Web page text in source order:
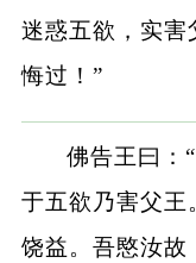
迷惑五欲，实害
悔过！”
佛告王曰：
于五欲乃害父王
饶益。吾愍汝故